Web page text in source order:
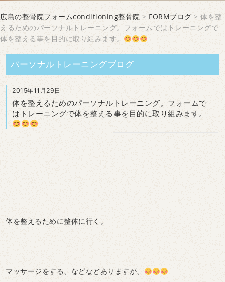
広島の整骨院フォームconditioning整骨院 > FORMブログ > 体を整
えるためのパーソナルトレーニング。フォームではトレーニングで
体を整える事を目的に取り組みます。
パーソナルトレーニングブログ
2015年11月29日
体を整えるためのパーソナルトレーニング。フォームで
はトレーニングで体を整える事を目的に取り組みます。
体を整えるために整体に行く。
マッサージをする、などなどありますが、